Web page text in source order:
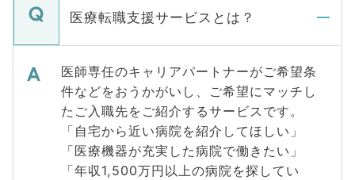
医療転職支援サービスとは？
医師専任のキャリアパートナーがご希望条
件などをおうかがいし、ご希望にマッチし
たご入職先をご紹介するサービスです。
「自宅から近い病院を紹介してほしい」
「医療機器が充実した病院で働きたい」
「年収1,500万円以上の病院を探してい